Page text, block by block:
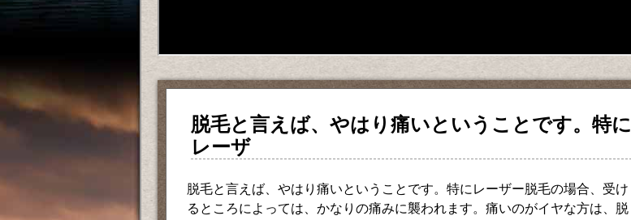
脱毛と言えば、やはり痛いということです。特に
レーザ
脱毛と言えば、やはり痛いということです。特にレーザー脱毛の場合、受け
るところによっては、かなりの痛みに襲われます。痛いのがイヤな方は、脱